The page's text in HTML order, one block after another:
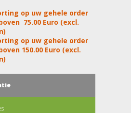
op uw gehele order
75.00 Euro (excl.
op uw gehele order
150.00 Euro (excl.